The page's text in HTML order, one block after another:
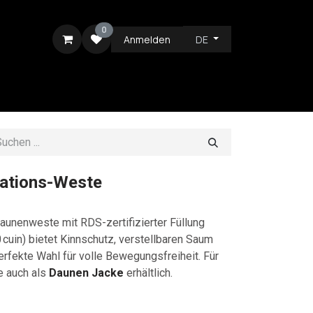
0
Anmelden DE
Weste
mit RDS-zertifizierter Füllung
cuin) bietet Kinnschutz, verstellbaren Saum
Wahl für volle Bewegungsfreiheit. Für
auch als Daunen Jacke erhältlich.